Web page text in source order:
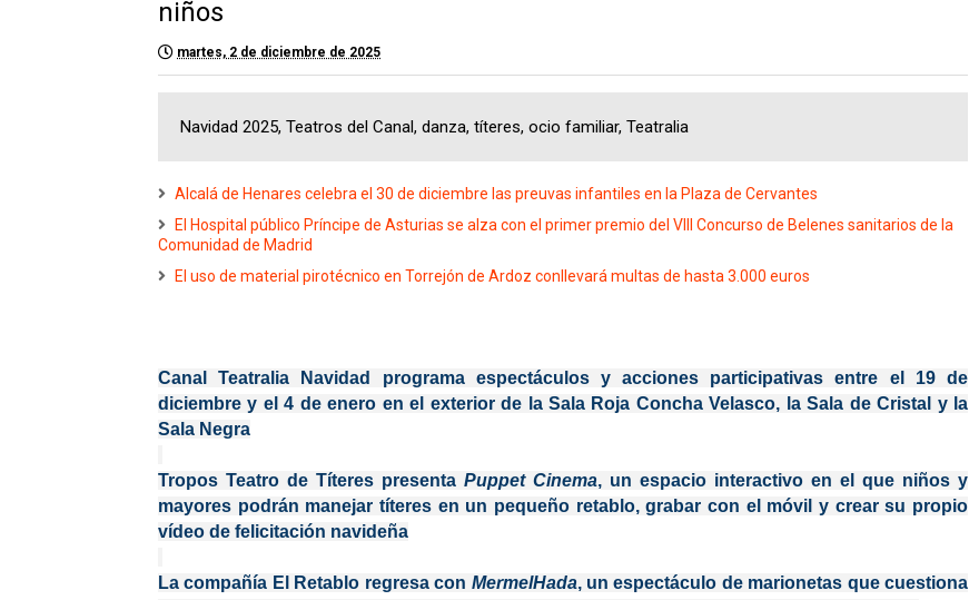
niños
martes, 2 de diciembre de 2025
Navidad 2025, Teatros del Canal, danza, títeres, ocio familiar, Teatralia
Alcalá de Henares celebra el 30 de diciembre las preuvas infantiles en la Plaza de Cervantes
El Hospital público Príncipe de Asturias se alza con el primer premio del VIII Concurso de Belenes sanitarios de la
Comunidad de Madrid
El uso de material pirotécnico en Torrejón de Ardoz conllevará multas de hasta 3.000 euros
Canal Teatralia Navidad programa espectáculos y acciones participativas entre el 19 de
diciembre y el 4 de enero en el exterior de la Sala Roja Concha Velasco, la Sala de Cristal y la
Sala Negra
Tropos Teatro de Títeres presenta Puppet Cinema, un espacio interactivo en el que niños y
mayores podrán manejar títeres en un pequeño retablo, grabar con el móvil y crear su propio
vídeo de felicitación navideña
La compañía El Retablo regresa con MermelHada, un espectáculo de marionetas que cuestiona